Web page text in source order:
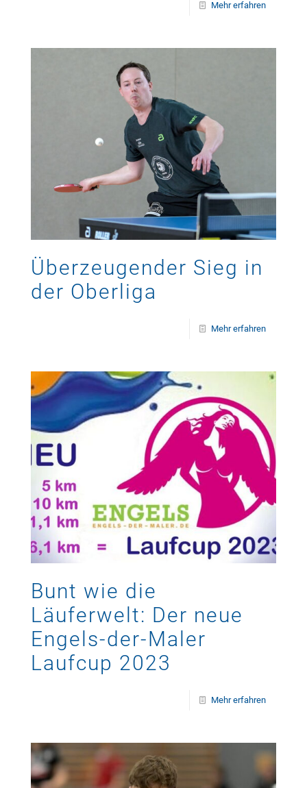
Mehr erfahren
Überzeugender Sieg in
der Oberliga
Mehr erfahren
Bunt wie die
Läuferwelt: Der neue
Engels-der-Maler
Laufcup 2023
Mehr erfahren